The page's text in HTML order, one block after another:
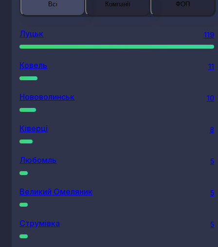
Всі Компанії ФОП
Луцьк 119
Ковель 11
Нововолинськ 10
Ківерці 8
Любомль 5
Великий Омеляник 5
Струмівка 5